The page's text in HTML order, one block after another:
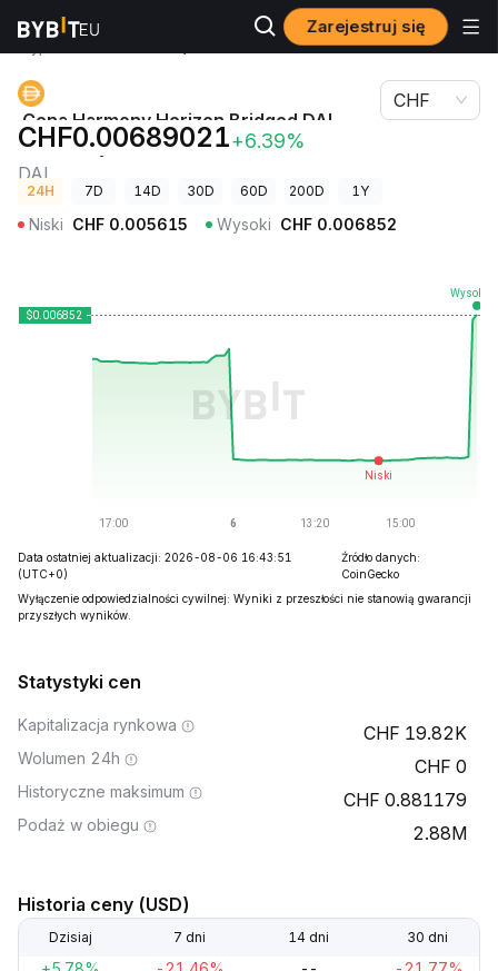
Zarejestruj się
Ceny
Cena Harmony Horizon Bridged DAI (Harmony
Cena Harmony Horizon Bridged DAI
(Harmony Shard 0)
DAI
CHF0.00689021+6.39%
CHF
24H 7D 14D 30D 60D 200D 1Y
Niski CHF 0.005615 Wysoki CHF 0.006852
Data ostatniej aktualizacji: 2026-08-06 16:43:51
(UTC+0)
Źródło danych:
CoinGecko
Wyłączenie odpowiedzialności cywilnej: Wyniki z przeszłości nie stanowią gwarancji
przyszłych wyników.
Statystyki cen
Kapitalizacja rynkowa 19.82K
Wolumen 24h 0
Historyczne maksimum 0.881179
Podaż w obiegu 2.88M
Historia ceny (USD)
Dzisiaj 7 dni 14 dni 30 dni